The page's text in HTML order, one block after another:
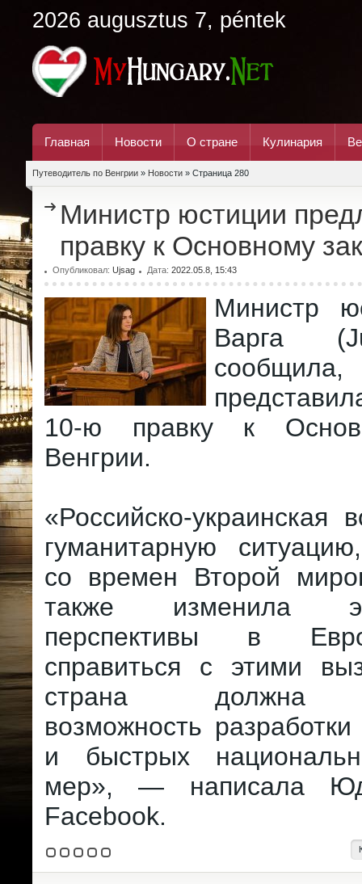
2026 augusztus 7, péntek
Главная Новости О стране Кулинария
Путеводитель по Венгрии » Новости » Страница 280
Министр юстиции
правку к Основному
Опубликовал: Ujsag Дата: 2022.05.8, 15:43
Министр
Варга
10-ю правку к
Венгрии.
«Российско-украинская
гуманитарную
со времен Второй
также изменила
перспективы в
справиться с этими
страна должна
возможность
и быстрых
мер», — написала
Facebook.